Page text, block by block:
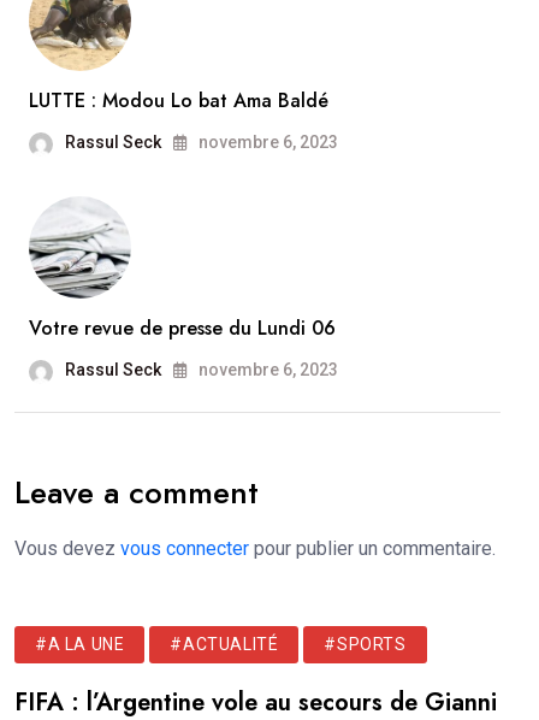
LUTTE : Modou Lo bat Ama Baldé
Rassul Seck novembre 6, 2023
Votre revue de presse du Lundi 06
Rassul Seck novembre 6, 2023
Leave a comment
Vous devez vous connecter pour publier un commentaire.
#A LA UNE #ACTUALITÉ #SPORTS
FIFA : l’Argentine vole au secours de Gianni